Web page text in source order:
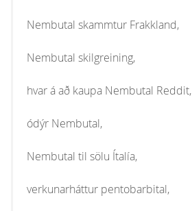
Nembutal skammtur Frakkland,
Nembutal skilgreining,
hvar á að kaupa Nembutal Reddit,
ódýr Nembutal,
Nembutal til sölu Ítalía,
verkunarháttur pentobarbital,